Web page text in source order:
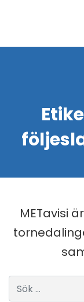
METavisi
Sök efter: